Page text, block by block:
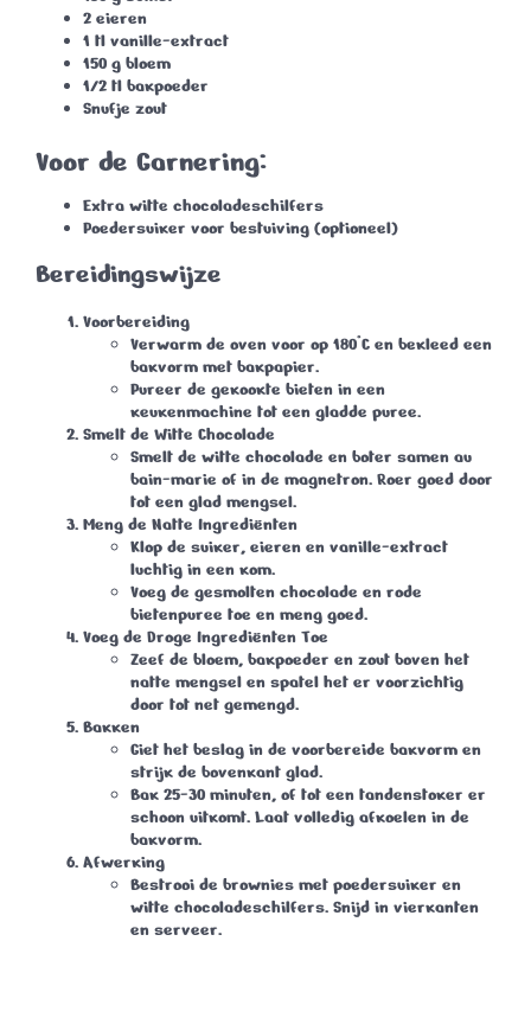
2 eieren
1 tl vanille-extract
150 g bloem
1/2 tl bakpoeder
Snufje zout
Voor de Garnering:
Extra witte chocoladeschilfers
Poedersuiker voor bestuiving (optioneel)
Bereidingswijze
Voorbereiding
Verwarm de oven voor op 180°C en bekleed een
bakvorm met bakpapier.
Pureer de gekookte bieten in een
keukenmachine tot een gladde puree.
Smelt de Witte Chocolade
Smelt de witte chocolade en boter samen au
bain-marie of in de magnetron. Roer goed door
tot een glad mengsel.
Meng de Natte Ingrediënten
Klop de suiker, eieren en vanille-extract
luchtig in een kom.
Voeg de gesmolten chocolade en rode
bietenpuree toe en meng goed.
Voeg de Droge Ingrediënten Toe
Zeef de bloem, bakpoeder en zout boven het
natte mengsel en spatel het er voorzichtig
door tot net gemengd.
Bakken
Giet het beslag in de voorbereide bakvorm en
strijk de bovenkant glad.
Bak 25-30 minuten, of tot een tandenstoker er
schoon uitkomt. Laat volledig afkoelen in de
bakvorm.
Afwerking
Bestrooi de brownies met poedersuiker en
witte chocoladeschilfers. Snijd in vierkanten
en serveer.